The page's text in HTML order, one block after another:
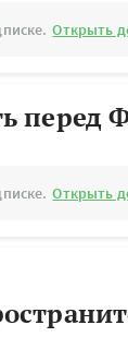
Открыть
перед
Открыть